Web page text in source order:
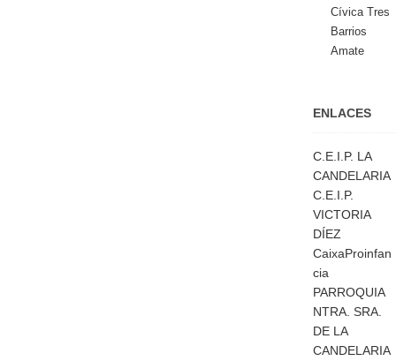
Cívica Tres
Barrios
Amate
ENLACES
C.E.I.P. LA
CANDELARIA
C.E.I.P.
VICTORIA
DÍEZ
CaixaProinfan
cia
PARROQUIA
NTRA. SRA.
DE LA
CANDELARIA